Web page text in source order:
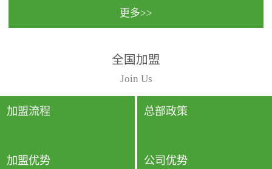
动，人类长时间停留的室
内空间都有整体消毒的需
要。因为空间内人流携带
的、空气...
行国家规定的标准检测方
法，空气采样量准确，检
测结果可靠，远胜于其他
检测...
更多>>
全国加盟
Join Us
加盟流程 总部政策
加盟优势 公司优势